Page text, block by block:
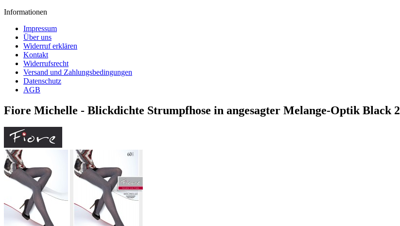
Informationen
Impressum
Über uns
Widerruf erklären
Kontakt
Widerrufsrecht
Versand und Zahlungsbedingungen
Datenschutz
AGB
Fiore Michelle - Blickdichte Strumpfhose in angesagter Melange-Optik Black 2